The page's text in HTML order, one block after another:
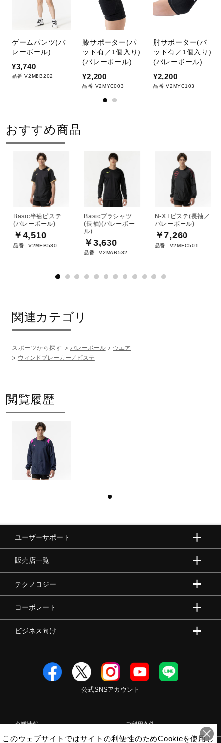
弱い操作によるウエットクリーニン
グができる
サイズ
14、96：S、M、L、XL、2XL
カラー
09：ブラック×ホワイト
14：ドレスネイビー×マゼンタ
95：ブラック×ゴールド
96：ブラック×チャイニーズレッド
素材
本体：ポリエステル100％
インドネシア製
発売シーズン
ゲームパンツ(バ
レーボール)
¥3,740
品番 V2MBB202
膝サポーター(パ
ッド有／1個入り)
(バレーボール)
¥2,200
品番 V2MYC003
肘サポーター(パ
ッド有／1個入り)
(バレーボール)
¥2,200
品番 V2MYC103
おすすめ商品
Basic半袖ピステ
(バレーボール)
￥4,510
品番: V2MEB530
Basicプラシャツ
(長袖)(バレーボー
ル)
￥3,630
品番: V2MAB532
N-XTピステ(長袖／
バレーボール)
￥7,260
品番: V2MEC501
関連カテゴリ
スポーツから探す バレーボール
ウエア
ウィンドブレーカー／ピステ
閲覧履歴
ユーザーサポート
販売店一覧
テクノロジー
コーポレート
ビジネス向け
公式SNSアカウント
企業情報 ご利用条件
このウェブサイトではサイトの利便性のためCookieを使用し